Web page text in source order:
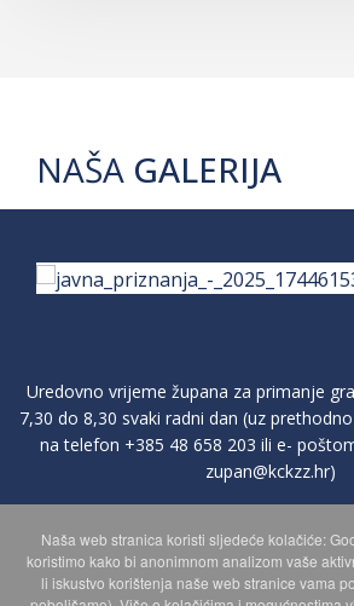
NAŠA GALERIJA
Uredovno vrijeme župana za primanje
7,30 do 8,30 svaki radni dan (uz
na telefon +385 48 658 203 ili e-
zupan@kckzz.hr)
POLITIKA ZAŠTITE PRIVATNOSTI
Naša web stranica koristi sljedeće kolačiće:
koristimo kako bi anonimnom analizom vaše
li iskustvo korištenja naše web stranice vama